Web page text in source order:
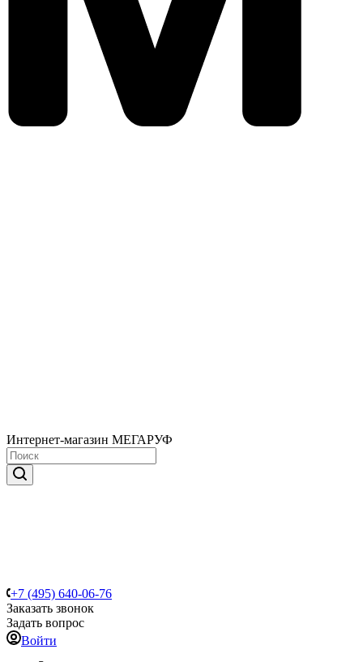
Интернет-магазин МЕГАРУФ
+7 (495) 640-06-76
Заказать звонок
Задать вопрос
Войти